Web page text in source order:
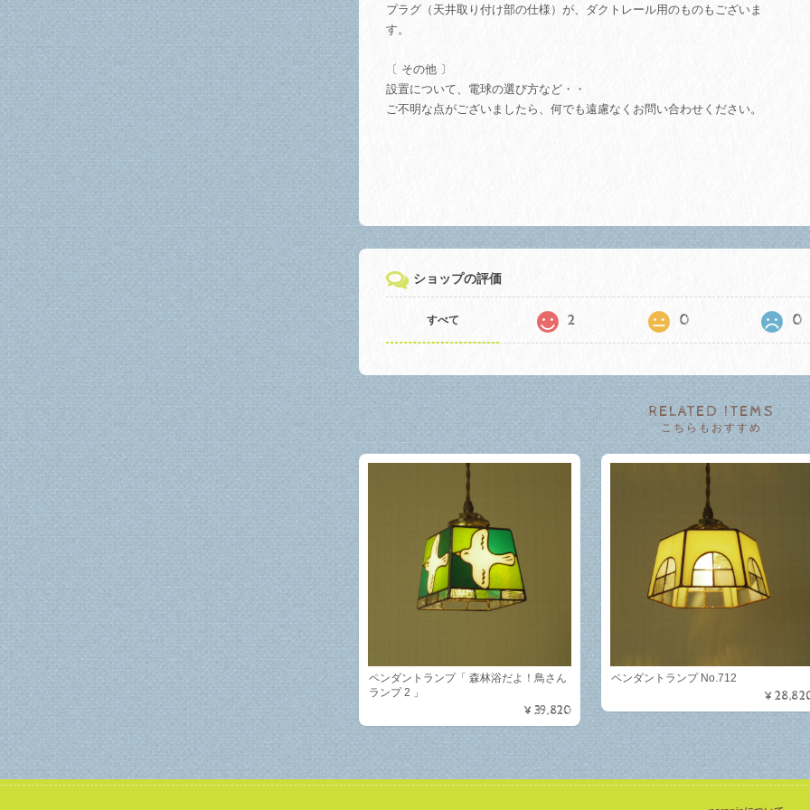
プラグ（天井取り付け部の仕様）が、ダクトレール用のものもございま
す。
〔 その他 〕
設置について、電球の選び方など・・
ご不明な点がございましたら、何でも遠慮なくお問い合わせください。
ショップの評価
すべて 2 0 0
RELATED ITEMS
こちらもおすすめ
ペンダントランプ「 森林浴だよ！鳥さん
ランプ 2 」
¥39,820
ペンダントランプ No.712